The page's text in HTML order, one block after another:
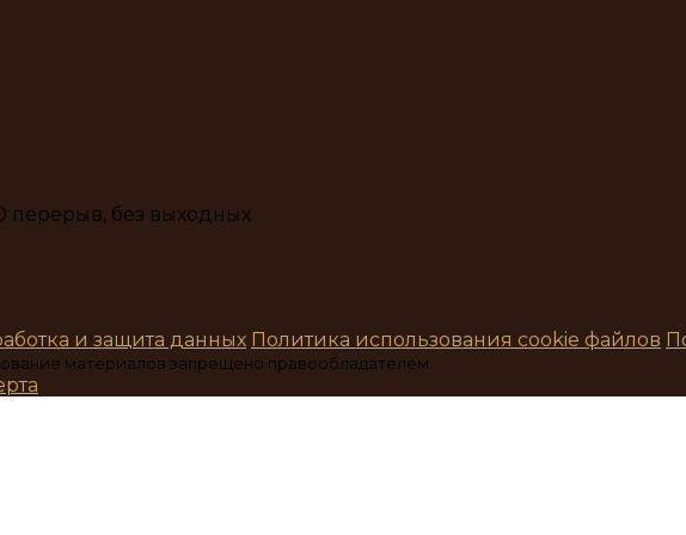
перерыв, без выходных
и защита данных Политика использования cookie файлов
материалов запрещено правообладателем.